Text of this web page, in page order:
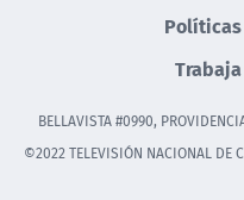
BELLAVISTA #0990,
©2022 TELEVISIÓN NACIONAL DE